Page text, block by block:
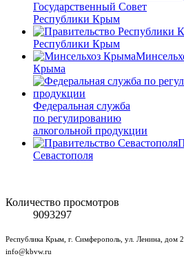
Государственный Совет
Республики Крым
Республики Крым
Крыма
Федеральная служба
по регулированию
алкогольной продукции
Севастополя
Количество просмотров
9093297
Республика Крым, г. Симферополь, ул. Ленина, дом
info@kbvw.ru